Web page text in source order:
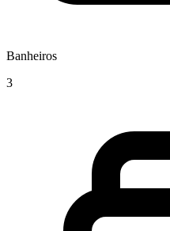
Banheiros
3